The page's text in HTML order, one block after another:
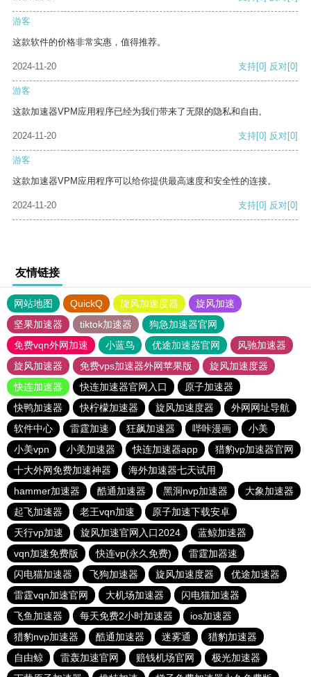
游客
这款软件的价格非常实惠，值得推荐。
2024-11-20 支持[0] 反对[0]
游客
这款加速器VPM应用程序已经为我们带来了无限的隐私和自由。
2024-11-20 支持[0] 反对[0]
游客
这款加速器VPM应用程序可以给你提供最高速度和安全性的连接。
2024-11-20 支持[0] 反对[0]
友情链接
网站地图 QuickQ 旋风加速度器
旋风加速
坚果加速器
tiktok加速器
狗急加速器官网
免费vqn外网加速
小蓝鸟 优途加速器官网
风驰加速器
旋风加速器
免费vps加速器外网苹果版
旋风加速度器
快连加速器
快连加速器官网入口
原子加速器
快鸭加速器
快柠檬加速器 旋风加速度器
外网网址导航
软件中心
雷霆加速 狂飙加速器 哔咔漫画
小美
小美vpn
小美加速器 快连加速器app
猎豹vp加速器官网
十大外网免费加速神器
海外加速器七天试用
hammer加速器
酷通加速器 黑洞nvp加速器
大象加速器
起飞加速器
老王vqn加速
原子加速下载安卓
天行vp加速
旋风加速官网入口2024
蓝鲸加速器
vqn加速免费版
快连vp(永久免费)
雷霆加器速
闪电猫加速器
飞狗加速器 旋风加速度器
优途加速器
雷霆vqn加速官网
大机场加速器
闪电猫加速器
飞鱼加速器
每天免费2小时加速器
ios加速器
猎豹nvp加速器
酷通加速器 迷雾通
猎豹加速器
自由鲸
雷轰加速官网 赔钱机场官网
极光加速器